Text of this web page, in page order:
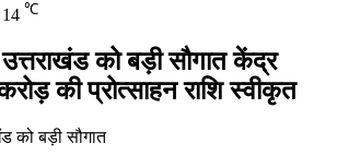
14 ℃
को बड़ी सौगात केंद्र
की प्रोत्साहन राशि स्वीकृत
को बड़ी सौगात